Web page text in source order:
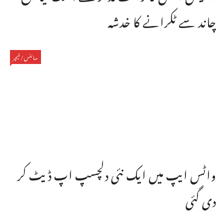
چاند سے ٹکرانے کا خدشہ
سائنس/فیچر
واٹس ایپ میں ایک نئی دلچسپ اپ ڈیٹ کر
دی گئی